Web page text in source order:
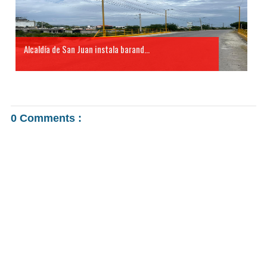
Alcaldía de San Juan instala barand...
0 Comments :